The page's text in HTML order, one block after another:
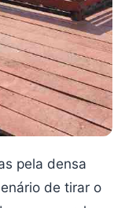
pela densa
de tirar o